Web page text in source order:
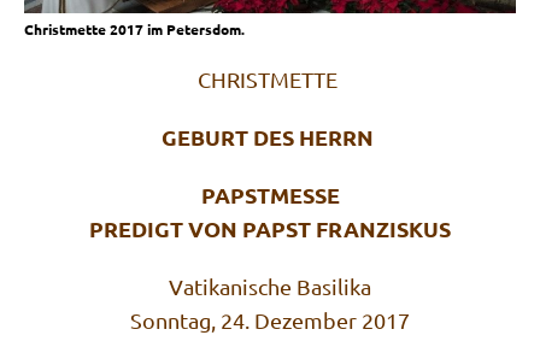
Christmette 2017 im Petersdom.
CHRISTMETTE
GEBURT DES HERRN
PAPSTMESSE
PREDIGT VON PAPST FRANZISKUS
Vati­ka­ni­sche Basilika
Sonn­tag , 24. Dezem­ber 2017